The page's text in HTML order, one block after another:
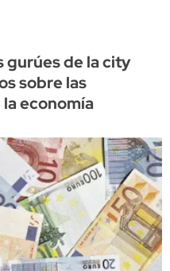
gurúes de la city
sobre las
economía